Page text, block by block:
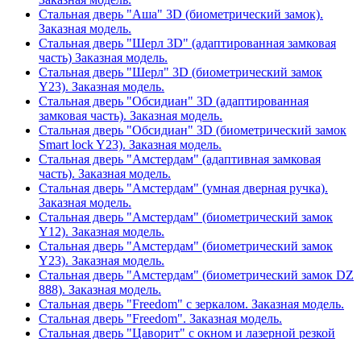
Стальная дверь "Аша" 3D (биометрический замок).
Заказная модель.
Стальная дверь "Шерл 3D" (адаптированная замковая
часть) Заказная модель.
Стальная дверь "Шерл" 3D (биометрический замок
Y23). Заказная модель.
Стальная дверь "Обсидиан" 3D (адаптированная
замковая часть). Заказная модель.
Стальная дверь "Обсидиан" 3D (биометрический замок
Smart lock Y23). Заказная модель.
Стальная дверь "Амстердам" (адаптивная замковая
часть). Заказная модель.
Стальная дверь "Амстердам" (умная дверная ручка).
Заказная модель.
Стальная дверь "Амстердам" (биометрический замок
Y12). Заказная модель.
Стальная дверь "Амстердам" (биометрический замок
Y23). Заказная модель.
Стальная дверь "Амстердам" (биометрический замок DZ
888). Заказная модель.
Стальная дверь "Freedom" с зеркалом. Заказная модель.
Стальная дверь "Freedom". Заказная модель.
Стальная дверь "Цаворит" с окном и лазерной резкой